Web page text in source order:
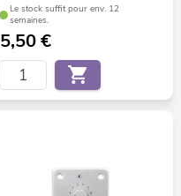
Le stock suffit pour env. 12
semaines.
5,50€